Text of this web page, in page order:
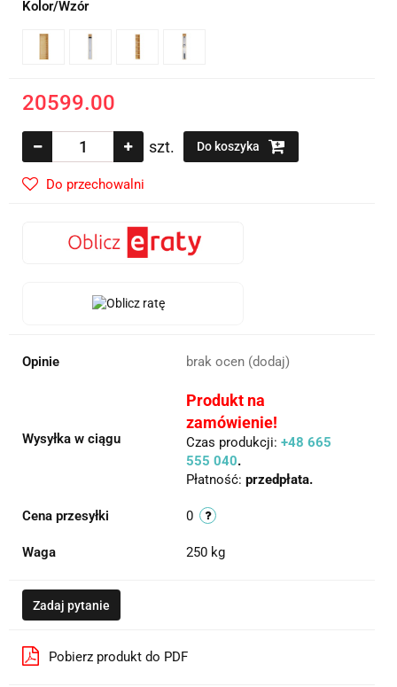
Kolor/Wzór
20599.00
szt. Do koszyka
Do przechowalni
Opinie brak ocen (dodaj)
Wysyłka w ciągu
Produkt na
zamówienie!
Czas produkcji: +48 665
555 040.
Płatność: przedpłata.
Cena przesyłki 0
Waga 250 kg
Zadaj pytanie
Pobierz produkt do PDF